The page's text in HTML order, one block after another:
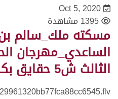
Oct 5, 2020
1395 مشاهدة
مسكته ملك_سالم
الساعدي_مهرجان
الثالث ش5 حقايق بكار_ت(1/7/2011)